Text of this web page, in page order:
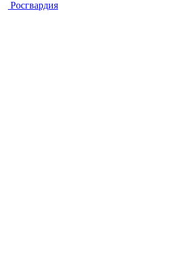
Росгвардия